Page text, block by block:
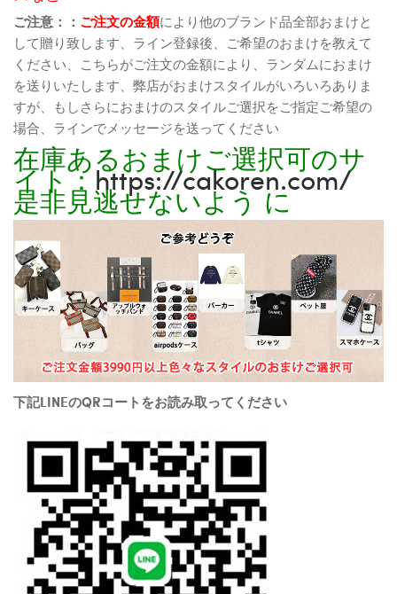
ご注意：： ご注文の金額により他のブランド品全部おまけと
して贈り致します、ライン登録後、ご希望のおまけを教えて
ください、こちらがご注文の金額により、ランダムにおまけ
を送りいたします、弊店がおまけスタイルがいろいろありま
すが、もしさらにおまけのスタイルご選択をご指定ご希望の
場合、ラインでメッセージを送ってください
在庫あるおまけご選択可のサ
イト：https://cakoren.com/
是非見逃せないよう に
下記LINEのQRコートをお読み取ってください